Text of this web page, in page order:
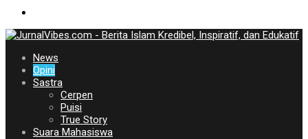
News
Opini
Sastra
Cerpen
Puisi
True Story
Suara Mahasiswa